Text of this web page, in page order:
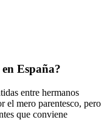
España?
entre hermanos
el mero parentesco, pero
que conviene